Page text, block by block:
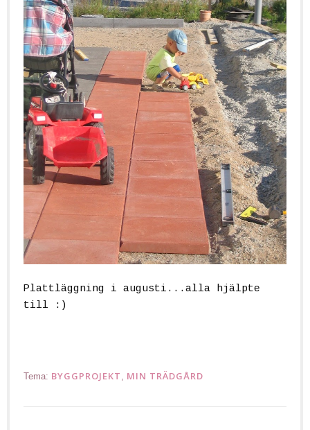
Plattläggning i augusti...alla hjälpte
till :)
Tema: BYGGPROJEKT , MIN TRÄDGÅRD